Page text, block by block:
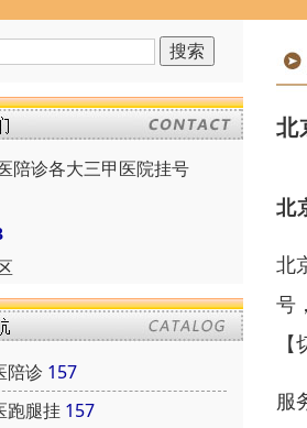
陪诊各大三甲医院挂号
陪诊 157
跑腿挂 157
北
北
北
号
服